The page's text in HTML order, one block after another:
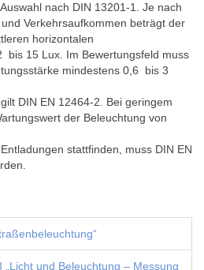
nach DIN 13201-1. Je nach
Verkehrsaufkommen beträgt der
horizontalen
bis 15 Lux. Im Bewertungsfeld muss
mindestens 0,6 bis 3
DIN EN 12464-2. Bei geringem
der Beleuchtung von
stattfinden, muss DIN EN
und Beleuchtung – Messung